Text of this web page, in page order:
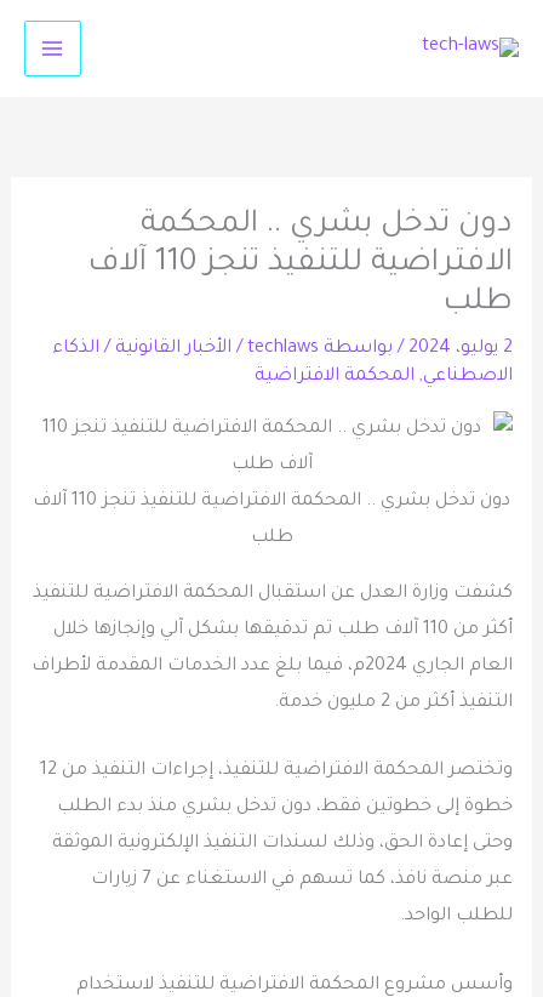
دون تدخل بشري .. المحكمة
الافتراضية للتنفيذ تنجز 110 آلاف
طلب
2 يوليو، 2024 / بواسطة techlaws
/ الأخبار القانونية / الذكاء
الاصطناعي, المحكمة الافتراضية
دون تدخل بشري .. المحكمة الافتراضية للتنفيذ تنجز 110 آلاف
طلب
كشفت وزارة العدل عن استقبال المحكمة الافتراضية للتنفيذ
أكثر من 110 آلاف طلب تم تدقيقها بشكل آلي وإنجازها خلال
العام الجاري 2024م، فيما بلغ عدد الخدمات المقدمة لأطراف
التنفيذ أكثر من 2 مليون خدمة.
وتختصر المحكمة الافتراضية للتنفيذ، إجراءات التنفيذ من 12
خطوة إلى خطوتين فقط، دون تدخل بشري منذ بدء الطلب
وحتى إعادة الحق، وذلك لسندات التنفيذ الإلكترونية الموثقة
عبر منصة نافذ، كما تسهم في الاستغناء عن 7 زيارات
للطلب الواحد.
وأسس مشروع المحكمة الافتراضية للتنفيذ لاستخدام